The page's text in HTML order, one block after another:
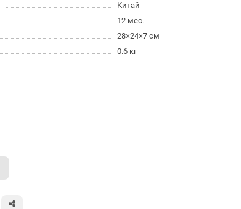
Китай
12 мес.
28×24×7 см
0.6 кг